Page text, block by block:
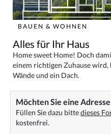
BAUEN & WOHNEN
Alles für Ihr Haus
Home sweet Home! Doch
einem richtigen Zuhause wird,
Wände und ein Dach.
Möchten Sie eine
Füllen Sie dazu bittedieses
kostenfrei.